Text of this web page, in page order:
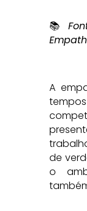
📚
A
de
o